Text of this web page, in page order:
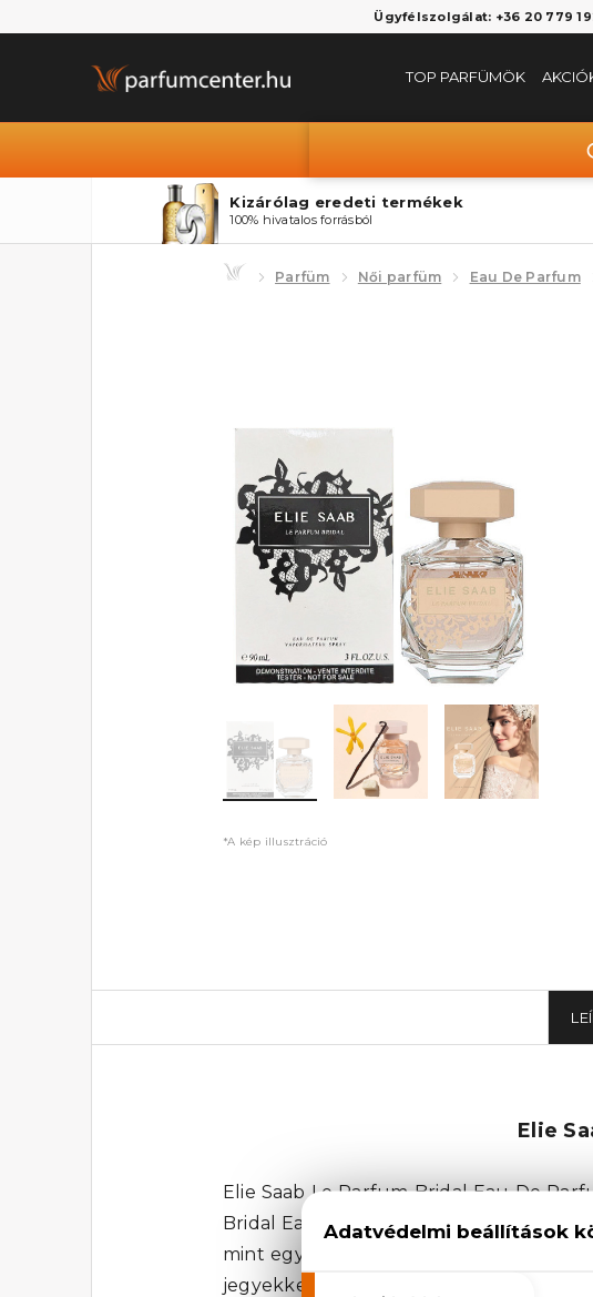
Ügyfélszolgálat: +36 20 779
TOP PARFÜMÖK
Kizárólag eredeti termékek
100% hivatalos forrásból
Parfüm Női parfüm Eau De Parfum
*A kép illusztráció
Elie
Elie Saab Le Parfum Bridal Eau De
Bridal Eau De Parfum női parfüm egy
mint egy lágy, illatos fátyol, amely
jegyekkel egybekötött